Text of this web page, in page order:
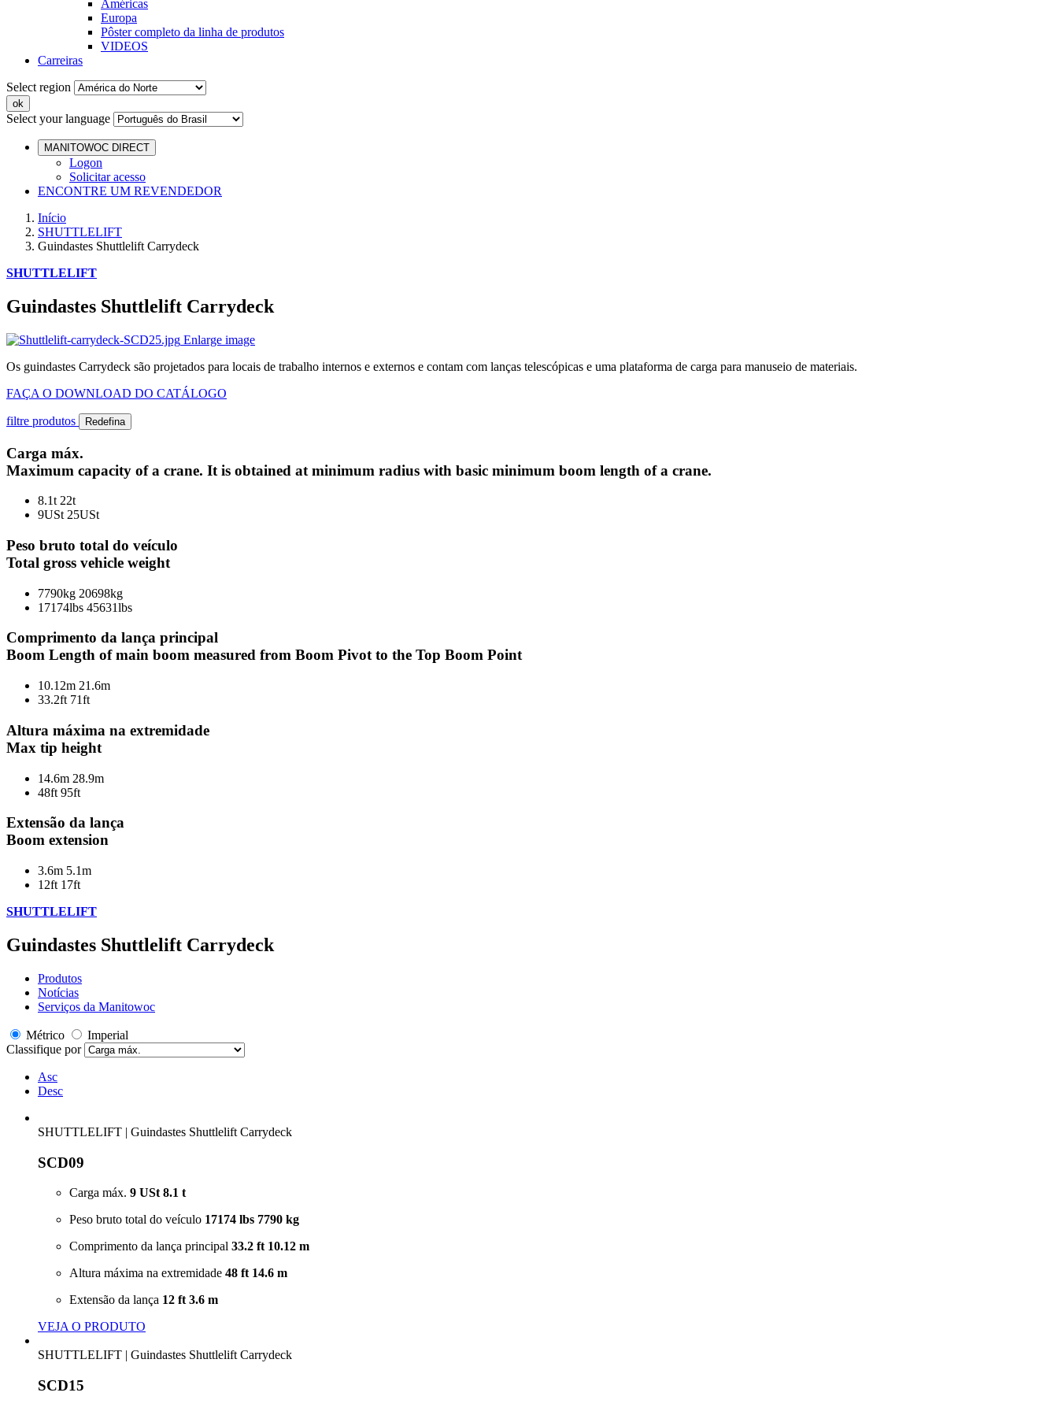
Américas
Europa
Pôster completo da linha de produtos
VIDEOS
Carreiras
Select region
Select your language
MANITOWOC DIRECT
Logon
Solicitar acesso
ENCONTRE UM REVENDEDOR
Início
SHUTTLELIFT
Guindastes Shuttlelift Carrydeck
SHUTTLELIFT
Guindastes Shuttlelift Carrydeck
Enlarge image
Os guindastes Carrydeck são projetados para locais de trabalho internos e externos e contam com lanças telescópicas e uma plataforma de carga para manuseio de materiais.
FAÇA O DOWNLOAD DO CATÁLOGO
filtre produtos Redefina
Carga máx.
Maximum capacity of a crane. It is obtained at minimum radius with basic minimum boom length of a crane.
8.1t 22t
9USt 25USt
Peso bruto total do veículo
Total gross vehicle weight
7790kg 20698kg
17174lbs 45631lbs
Comprimento da lança principal
Boom Length of main boom measured from Boom Pivot to the Top Boom Point
10.12m 21.6m
33.2ft 71ft
Altura máxima na extremidade
Max tip height
14.6m 28.9m
48ft 95ft
Extensão da lança
Boom extension
3.6m 5.1m
12ft 17ft
SHUTTLELIFT
Guindastes Shuttlelift Carrydeck
Produtos
Notícias
Serviços da Manitowoc
Métrico
Imperial
Classifique por
Asc
Desc
SHUTTLELIFT | Guindastes Shuttlelift Carrydeck
SCD09
Carga máx. 9 USt 8.1 t
Peso bruto total do veículo 17174 lbs 7790 kg
Comprimento da lança principal 33.2 ft 10.12 m
Altura máxima na extremidade 48 ft 14.6 m
Extensão da lança 12 ft 3.6 m
VEJA O PRODUTO
SHUTTLELIFT | Guindastes Shuttlelift Carrydeck
SCD15